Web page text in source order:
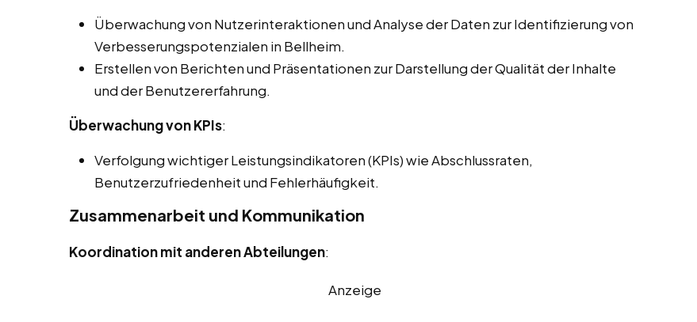
Überwachung von Nutzerinteraktionen und Analyse der Daten zur Identifizierung von
Verbesserungspotenzialen in Bellheim.
Erstellen von Berichten und Präsentationen zur Darstellung der Qualität der Inhalte
und der Benutzererfahrung.
Überwachung von KPIs:
Verfolgung wichtiger Leistungsindikatoren (KPIs) wie Abschlussraten,
Benutzerzufriedenheit und Fehlerhäufigkeit.
Zusammenarbeit und Kommunikation
Koordination mit anderen Abteilungen:
Anzeige